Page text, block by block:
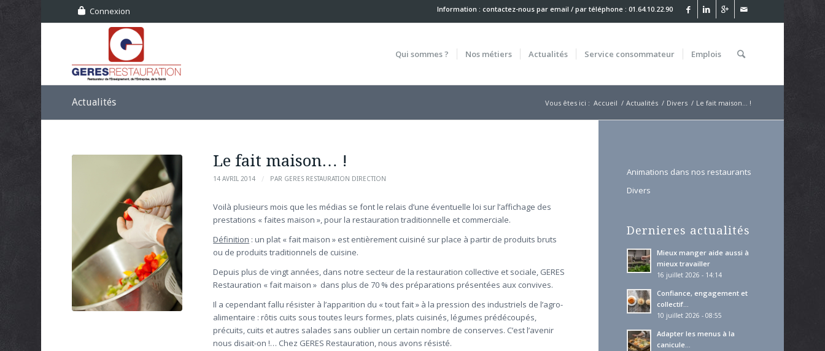
Connexion Information : contactez-nous par email / par téléphone : 01.64.10.22.90
Qui sommes ? Nos métiers Actualités Service consommateur Emplois
Actualités Vous êtes ici : Accueil / Actualités / Divers / Le fait maison… !
Le fait maison… !
14 AVRIL 2014 / PAR GERES RESTAURATION DIRECTION
Voilà plusieurs mois que les médias se font le relais d’une éventuelle loi sur l’affichage des
prestations « faites maison », pour la restauration traditionnelle et commerciale.
Définition : un plat « fait maison » est entièrement cuisiné sur place à partir de produits bruts
ou de produits traditionnels de cuisine.
Depuis plus de vingt années, dans notre secteur de la restauration collective et sociale, GERES
Restauration « fait maison » dans plus de 70 % des préparations présentées aux convives.
Il a cependant fallu résister à l’apparition du « tout fait » à la pression des industriels de l’agro-
alimentaire : rôtis cuits sous toutes leurs formes, plats cuisinés, légumes prédécoupés,
précuits, cuits et autres salades sans oublier un certain nombre de conserves. C’est l’avenir
nous disait-on !… Chez GERES Restauration, nous avons résisté.
Animations dans nos restaurants
Divers
Dernieres actualités
Mieux manger aide aussi à
mieux travailler
16 juillet 2026 - 14:14
Confiance, engagement et
collectif…
10 juillet 2026 - 08:55
Adapter les menus à la
canicule…